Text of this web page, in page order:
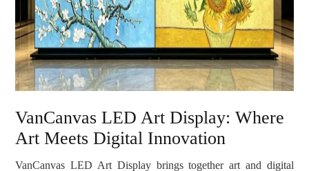
VanCanvas LED Art Display: Where
Art Meets Digital Innovation
VanCanvas LED Art Display brings together art and digital